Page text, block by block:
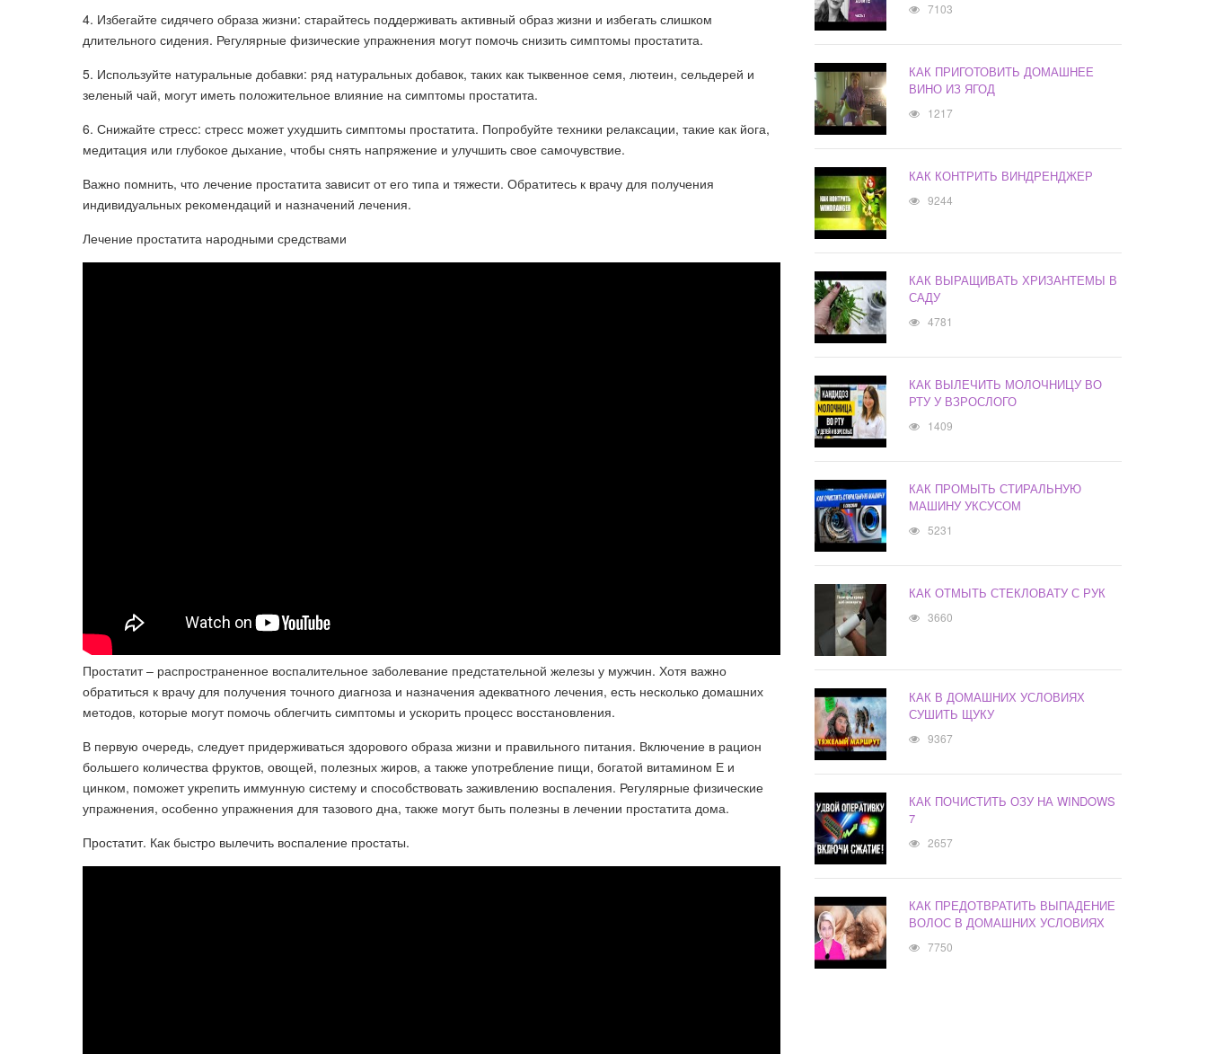
4. Избегайте сидячего образа жизни: старайтесь поддерживать активный образ жизни и избегать слишком
длительного сидения. Регулярные физические упражнения могут помочь снизить симптомы простатита.
5. Используйте натуральные добавки: ряд натуральных добавок, таких как тыквенное семя, лютеин, сельдерей и
зеленый чай, могут иметь положительное влияние на симптомы простатита.
6. Снижайте стресс: стресс может ухудшить симптомы простатита. Попробуйте техники релаксации, такие как йога,
медитация или глубокое дыхание, чтобы снять напряжение и улучшить свое самочувствие.
Важно помнить, что лечение простатита зависит от его типа и тяжести. Обратитесь к врачу для получения
индивидуальных рекомендаций и назначений лечения.
Лечение простатита народными средствами
Простатит – распространенное воспалительное заболевание предстательной железы у мужчин. Хотя важно
обратиться к врачу для получения точного диагноза и назначения адекватного лечения, есть несколько домашних
методов, которые могут помочь облегчить симптомы и ускорить процесс восстановления.
В первую очередь, следует придерживаться здорового образа жизни и правильного питания. Включение в рацион
большего количества фруктов, овощей, полезных жиров, а также употребление пищи, богатой витамином Е и
цинком, поможет укрепить иммунную систему и способствовать заживлению воспаления. Регулярные физические
упражнения, особенно упражнения для тазового дна, также могут быть полезны в лечении простатита дома.
Простатит. Как быстро вылечить воспаление простаты.
7103
КАК ПРИГОТОВИТЬ ДОМАШНЕЕ
ВИНО ИЗ ЯГОД
1217
КАК КОНТРИТЬ ВИНДРЕНДЖЕР
9244
КАК ВЫРАЩИВАТЬ ХРИЗАНТЕМЫ В
САДУ
4781
КАК ВЫЛЕЧИТЬ МОЛОЧНИЦУ ВО
РТУ У ВЗРОСЛОГО
1409
КАК ПРОМЫТЬ СТИРАЛЬНУЮ
МАШИНУ УКСУСОМ
5231
КАК ОТМЫТЬ СТЕКЛОВАТУ С РУК
3660
КАК В ДОМАШНИХ УСЛОВИЯХ
СУШИТЬ ЩУКУ
9367
КАК ПОЧИСТИТЬ ОЗУ НА WINDOWS
7
2657
КАК ПРЕДОТВРАТИТЬ ВЫПАДЕНИЕ
ВОЛОС В ДОМАШНИХ УСЛОВИЯХ
7750